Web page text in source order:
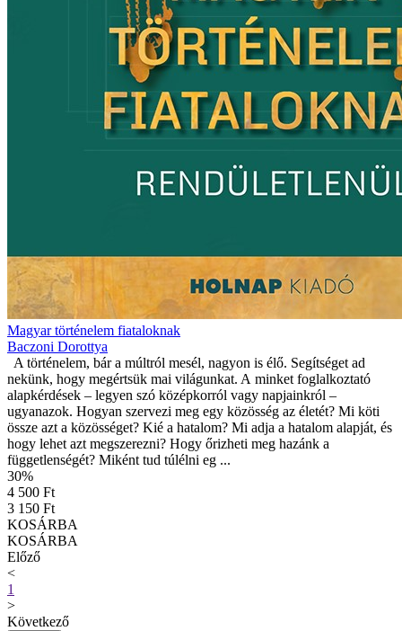
Magyar történelem fiataloknak
Baczoni Dorottya
A történelem, bár a múltról mesél, nagyon is élő. Segítséget ad
nekünk, hogy megértsük mai világunkat. A minket foglalkoztató
alapkérdések – legyen szó középkorról vagy napjainkról –
ugyanazok. Hogyan szervezi meg egy közösség az életét? Mi köti
össze azt a közösséget? Kié a hatalom? Mi adja a hatalom alapját, és
hogy lehet azt megszerezni? Hogy őrizheti meg hazánk a
függetlenségét? Miként tud túlélni eg ...
30%
4 500 Ft
3 150 Ft
KOSÁRBA
KOSÁRBA
Előző
<
1
>
Következő